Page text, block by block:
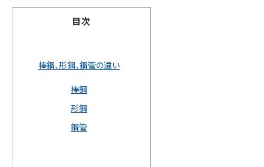
目次
棒鋼、形鋼、鋼管の違い
棒鋼
形鋼
鋼管